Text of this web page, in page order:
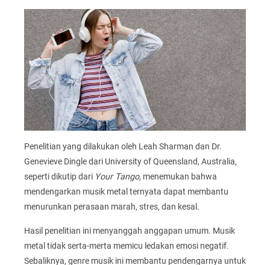
Penelitian yang dilakukan oleh Leah Sharman dan Dr.
Genevieve Dingle dari University of Queensland, Australia,
seperti dikutip dari Your Tango, menemukan bahwa
mendengarkan musik metal ternyata dapat membantu
menurunkan perasaan marah, stres, dan kesal.
Hasil penelitian ini menyanggah anggapan umum. Musik
metal tidak serta-merta memicu ledakan emosi negatif.
Sebaliknya, genre musik ini membantu pendengarnya untuk